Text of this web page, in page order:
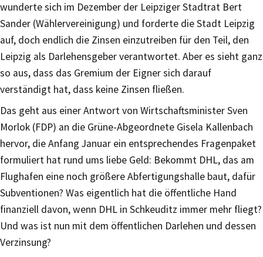
wunderte sich im Dezember der Leipziger Stadtrat Bert
Sander (Wählervereinigung) und forderte die Stadt Leipzig
auf, doch endlich die Zinsen einzutreiben für den Teil, den
Leipzig als Darlehensgeber verantwortet. Aber es sieht ganz
so aus, dass das Gremium der Eigner sich darauf
verständigt hat, dass keine Zinsen fließen.
Das geht aus einer Antwort von Wirtschaftsminister Sven
Morlok (FDP) an die Grüne-Abgeordnete Gisela Kallenbach
hervor, die Anfang Januar ein entsprechendes Fragenpaket
formuliert hat rund ums liebe Geld: Bekommt DHL, das am
Flughafen eine noch größere Abfertigungshalle baut, dafür
Subventionen? Was eigentlich hat die öffentliche Hand
finanziell davon, wenn DHL in Schkeuditz immer mehr fliegt?
Und was ist nun mit dem öffentlichen Darlehen und dessen
Verzinsung?